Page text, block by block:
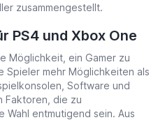
zusammengestellt.
PS4 und Xbox One
Möglichkeit, ein Gamer zu
Spieler mehr Möglichkeiten als
Software und
Faktoren, die zu
Wahl entmutigend sein. Aus